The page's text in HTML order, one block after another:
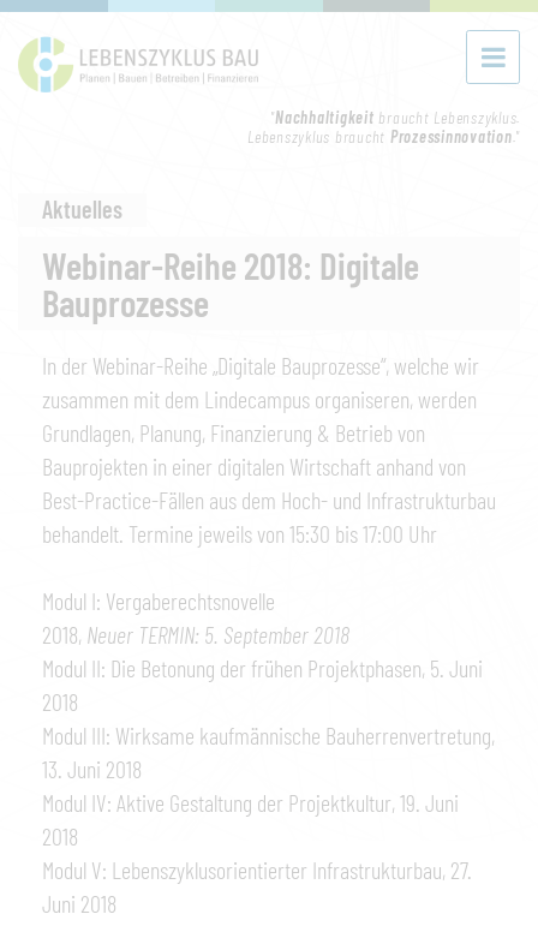
"Nachhaltigkeit braucht Lebenszyklus.
Lebenszyklus braucht Prozessinnovation."
Aktuelles
Webinar-Reihe 2018: Digitale
Bauprozesse
In der Webinar-Reihe „Digitale Bauprozesse“, welche wir
zusammen mit dem Lindecampus organiseren, werden
Grundlagen, Planung, Finanzierung & Betrieb von
Bauprojekten in einer digitalen Wirtschaft anhand von
Best-Practice-Fällen aus dem Hoch- und Infrastrukturbau
behandelt. Termine jeweils von 15:30 bis 17:00 Uhr
Modul I: Vergaberechtsnovelle
2018, Neuer TERMIN: 5. September 2018
Modul II: Die Betonung der frühen Projektphasen, 5. Juni
2018
Modul III: Wirksame kaufmännische Bauherrenvertretung,
13. Juni 2018
Modul IV: Aktive Gestaltung der Projektkultur, 19. Juni
2018
Modul V: Lebenszyklusorientierter Infrastrukturbau, 27.
Juni 2018